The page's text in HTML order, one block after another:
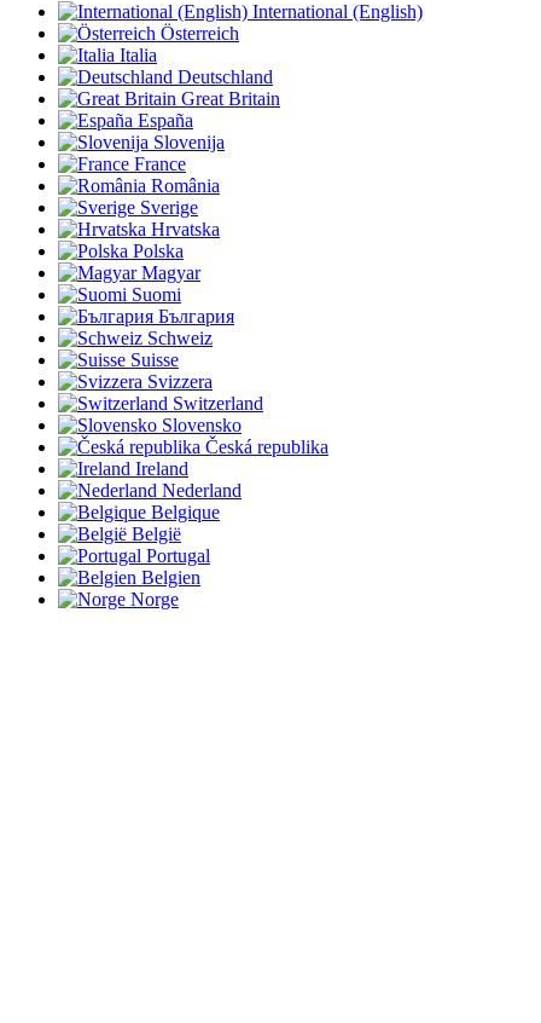
International (English)
Österreich
Italia
Deutschland
Great Britain
España
Slovenija
France
România
Sverige
Hrvatska
Polska
Magyar
Suomi
България
Schweiz
Suisse
Svizzera
Switzerland
Slovensko
Česká republika
Ireland
Nederland
Belgique
België
Portugal
Belgien
Norge